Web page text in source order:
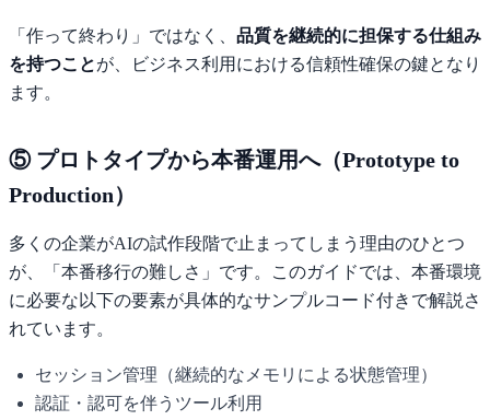
「作って終わり」ではなく、 品質を継続的に担保する仕組み
を持つことが、ビジネス利用における信頼性確保の鍵となり
ます。
⑤ プロトタイプから本番運用へ（Prototype to
Production）
多くの企業がAIの試作段階で止まってしまう理由のひとつ
が、「本番移行の難しさ」です。このガイドでは、本番環境
に必要な以下の要素が具体的なサンプルコード付きで解説さ
れています。
セッション管理（継続的なメモリによる状態管理）
認証・認可を伴うツール利用